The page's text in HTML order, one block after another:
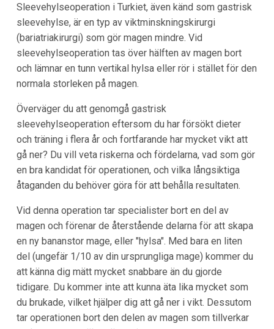
Sleevehylseoperation i Turkiet, även känd som gastrisk
sleevehylse, är en typ av viktminskningskirurgi
(bariatriakirurgi) som gör magen mindre. Vid
sleevehylseoperation tas över hälften av magen bort
och lämnar en tunn vertikal hylsa eller rör i stället för den
normala storleken på magen.
Överväger du att genomgå gastrisk
sleevehylseoperation eftersom du har försökt dieter
och träning i flera år och fortfarande har mycket vikt att
gå ner? Du vill veta riskerna och fördelarna, vad som gör
en bra kandidat för operationen, och vilka långsiktiga
åtaganden du behöver göra för att behålla resultaten.
Vid denna operation tar specialister bort en del av
magen och förenar de återstående delarna för att skapa
en ny bananstor mage, eller "hylsa". Med bara en liten
del (ungefär 1/10 av din ursprungliga mage) kommer du
att känna dig mätt mycket snabbare än du gjorde
tidigare. Du kommer inte att kunna äta lika mycket som
du brukade, vilket hjälper dig att gå ner i vikt. Dessutom
tar operationen bort den delen av magen som tillverkar